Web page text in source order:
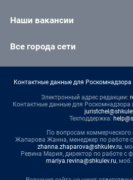
Наши вакансии
Все города сети
Контактные данные для Роскомнадзора
Электронный адрес редакции:
Контактные данные для Роскомнадзора
Техподдержка:
По вопросам коммерческого
Жапарова Жанна, менеджер по работе
zhanna.zhaparova@shkulev.ru,
Ревина Мария, директор по работе с
mariya.revina@shkulev.ru,